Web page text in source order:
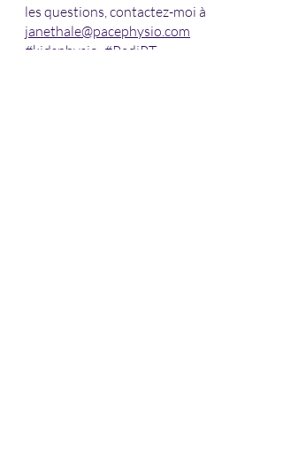
les questions, contactez-moi à
janethale@pacephysio.com
#kidsphysio #PediPT;